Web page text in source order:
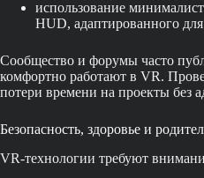
использование
HUD, адаптированного
Сообщество и форумы часто
комфортно работают в VR.
потери времени на проекты без
Безопасность, здоровье и
VR-технологии требуют